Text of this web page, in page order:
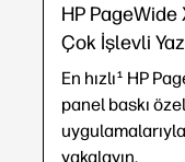
HP
Çok İşlevli
En hızlı 1 HP
panel baskı
yakalayın.